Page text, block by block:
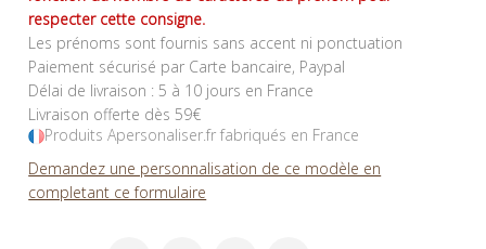
respecter cette consigne.
Les prénoms sont fournis sans accent ni ponctuation
Paiement sécurisé par Carte bancaire, Paypal
Délai de livraison : 5 à 10 jours en France
Livraison offerte dès 59€
Produits Apersonaliser.fr fabriqués en France
Demandez une personnalisation de ce modèle en
completant ce formulaire